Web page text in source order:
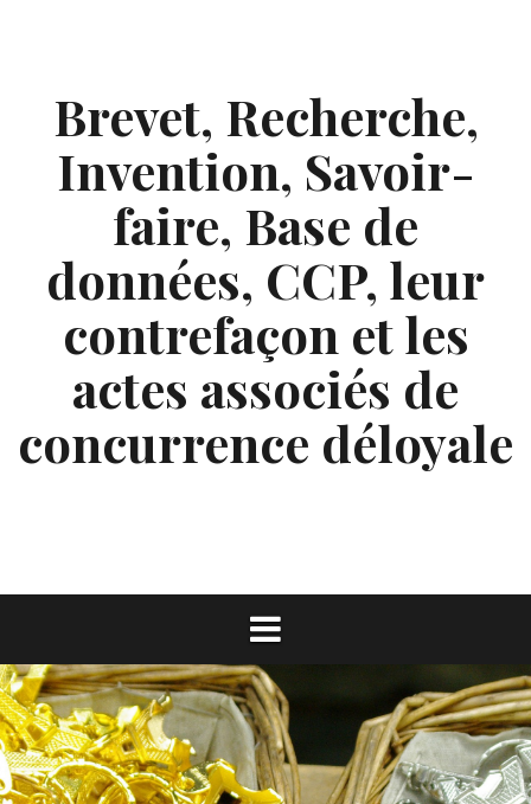
Brevet, Recherche,
Invention, Savoir-
faire, Base de
données, CCP, leur
contrefaçon et les
actes associés de
concurrence déloyale